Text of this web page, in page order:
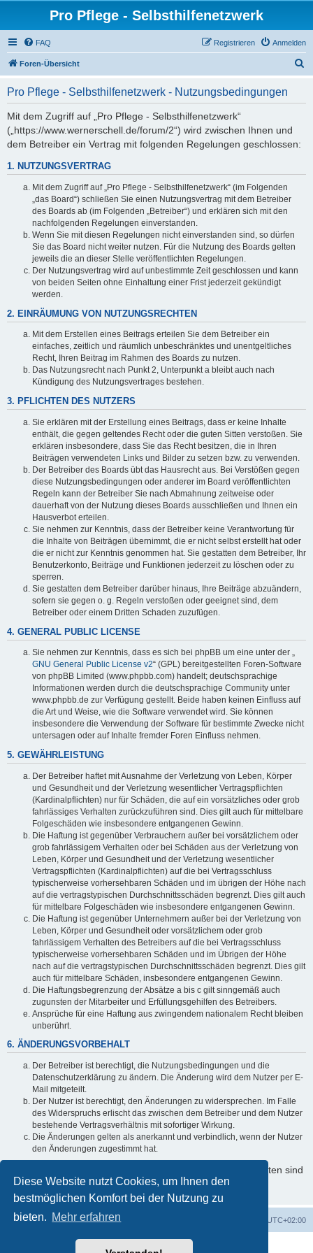
Diese Website nutzt Cookies, um Ihnen den
bestmöglichen Komfort bei der Nutzung zu
bieten. Mehr erfahren
Pro Pflege - Selbsthilfenetzwerk
FAQ Anmelden
Registrieren
Foren-Übersicht
Pro Pflege - Selbsthilfenetzwerk - Nutzungsbedingungen
Mit dem Zugriff auf „Pro Pflege - Selbsthilfenetzwerk“
(„https://www.wernerschell.de/forum/2“) wird zwischen Ihnen und
dem Betreiber ein Vertrag mit folgenden Regelungen geschlossen:
1. NUTZUNGSVERTRAG
Mit dem Zugriff auf „Pro Pflege - Selbsthilfenetzwerk“ (im Folgenden
„das Board“) schließen Sie einen Nutzungsvertrag mit dem Betreiber
des Boards ab (im Folgenden „Betreiber“) und erklären sich mit den
nachfolgenden Regelungen einverstanden.
Wenn Sie mit diesen Regelungen nicht einverstanden sind, so dürfen
Sie das Board nicht weiter nutzen. Für die Nutzung des Boards gelten
jeweils die an dieser Stelle veröffentlichten Regelungen.
Der Nutzungsvertrag wird auf unbestimmte Zeit geschlossen und kann
von beiden Seiten ohne Einhaltung einer Frist jederzeit gekündigt
werden.
2. EINRÄUMUNG VON NUTZUNGSRECHTEN
Mit dem Erstellen eines Beitrags erteilen Sie dem Betreiber ein
einfaches, zeitlich und räumlich unbeschränktes und unentgeltliches
Recht, Ihren Beitrag im Rahmen des Boards zu nutzen.
Das Nutzungsrecht nach Punkt 2, Unterpunkt a bleibt auch nach
Kündigung des Nutzungsvertrages bestehen.
3. PFLICHTEN DES NUTZERS
Sie erklären mit der Erstellung eines Beitrags, dass er keine Inhalte
enthält, die gegen geltendes Recht oder die guten Sitten verstoßen. Sie
erklären insbesondere, dass Sie das Recht besitzen, die in Ihren
Beiträgen verwendeten Links und Bilder zu setzen bzw. zu verwenden.
Der Betreiber des Boards übt das Hausrecht aus. Bei Verstößen gegen
diese Nutzungsbedingungen oder anderer im Board veröffentlichten
Regeln kann der Betreiber Sie nach Abmahnung zeitweise oder
dauerhaft von der Nutzung dieses Boards ausschließen und Ihnen ein
Hausverbot erteilen.
Sie nehmen zur Kenntnis, dass der Betreiber keine Verantwortung für
die Inhalte von Beiträgen übernimmt, die er nicht selbst erstellt hat oder
die er nicht zur Kenntnis genommen hat. Sie gestatten dem Betreiber, Ihr
Benutzerkonto, Beiträge und Funktionen jederzeit zu löschen oder zu
sperren.
Sie gestatten dem Betreiber darüber hinaus, Ihre Beiträge abzuändern,
sofern sie gegen o. g. Regeln verstoßen oder geeignet sind, dem
Betreiber oder einem Dritten Schaden zuzufügen.
4. GENERAL PUBLIC LICENSE
Sie nehmen zur Kenntnis, dass es sich bei phpBB um eine unter der „
GNU General Public License v2“ (GPL) bereitgestellten Foren-Software
von phpBB Limited (www.phpbb.com) handelt; deutschsprachige
Informationen werden durch die deutschsprachige Community unter
www.phpbb.de zur Verfügung gestellt. Beide haben keinen Einfluss auf
die Art und Weise, wie die Software verwendet wird. Sie können
insbesondere die Verwendung der Software für bestimmte Zwecke nicht
untersagen oder auf Inhalte fremder Foren Einfluss nehmen.
5. GEWÄHRLEISTUNG
Der Betreiber haftet mit Ausnahme der Verletzung von Leben, Körper
und Gesundheit und der Verletzung wesentlicher Vertragspflichten
(Kardinalpflichten) nur für Schäden, die auf ein vorsätzliches oder grob
fahrlässiges Verhalten zurückzuführen sind. Dies gilt auch für mittelbare
Folgeschäden wie insbesondere entgangenen Gewinn.
Die Haftung ist gegenüber Verbrauchern außer bei vorsätzlichem oder
grob fahrlässigem Verhalten oder bei Schäden aus der Verletzung von
Leben, Körper und Gesundheit und der Verletzung wesentlicher
Vertragspflichten (Kardinalpflichten) auf die bei Vertragsschluss
typischerweise vorhersehbaren Schäden und im übrigen der Höhe nach
auf die vertragstypischen Durchschnittsschäden begrenzt. Dies gilt auch
für mittelbare Folgeschäden wie insbesondere entgangenen Gewinn.
Die Haftung ist gegenüber Unternehmern außer bei der Verletzung von
Leben, Körper und Gesundheit oder vorsätzlichem oder grob
fahrlässigem Verhalten des Betreibers auf die bei Vertragsschluss
typischerweise vorhersehbaren Schäden und im Übrigen der Höhe
nach auf die vertragstypischen Durchschnittsschäden begrenzt. Dies gilt
auch für mittelbare Schäden, insbesondere entgangenen Gewinn.
Die Haftungsbegrenzung der Absätze a bis c gilt sinngemäß auch
zugunsten der Mitarbeiter und Erfüllungsgehilfen des Betreibers.
Ansprüche für eine Haftung aus zwingendem nationalem Recht bleiben
unberührt.
6. ÄNDERUNGSVORBEHALT
Der Betreiber ist berechtigt, die Nutzungsbedingungen und die
Datenschutzerklärung zu ändern. Die Änderung wird dem Nutzer per E-
Mail mitgeteilt.
Der Nutzer ist berechtigt, den Änderungen zu widersprechen. Im Falle
des Widerspruchs erlischt das zwischen dem Betreiber und dem Nutzer
bestehende Vertragsverhältnis mit sofortiger Wirkung.
Die Änderungen gelten als anerkannt und verbindlich, wenn der Nutzer
den Änderungen zugestimmt hat.
Informationen über den Umgang mit Ihren persönlichen Daten sind
in der Datenschutzerklärung enthalten.
Foren-Übersicht UTC+02:00